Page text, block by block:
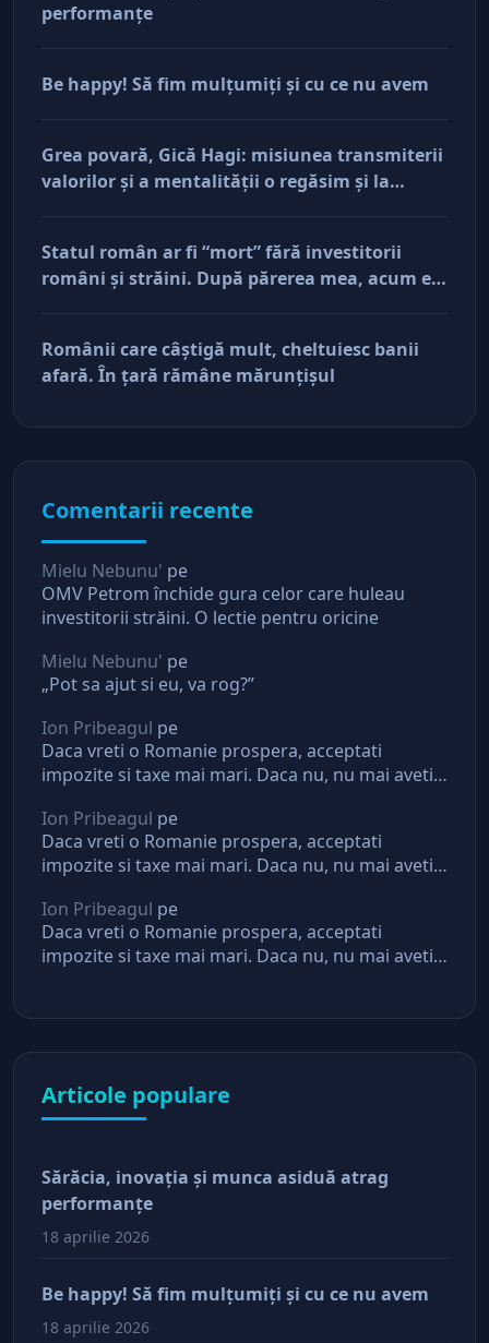
performanţe
Be happy! Să fim mulţumiţi şi cu ce nu avem
Grea povară, Gică Hagi: misiunea transmiterii
valorilor şi a mentalităţii o regăsim şi la
Statul român ar fi “mort” fără investitorii
români şi străini. După părerea mea, acum e
Românii care câştigă mult, cheltuiesc banii
afară. În ţară rămâne mărunţişul
Comentarii recente
Mielu Nebunu' pe
OMV Petrom închide gura celor care huleau
investitorii străini. O lectie pentru oricine
Mielu Nebunu' pe
„Pot sa ajut si eu, va rog?”
Ion Pribeagul pe
Daca vreti o Romanie prospera, acceptati
impozite si taxe mai mari. Daca nu, nu mai aveti
Ion Pribeagul pe
Daca vreti o Romanie prospera, acceptati
impozite si taxe mai mari. Daca nu, nu mai aveti
Ion Pribeagul pe
Daca vreti o Romanie prospera, acceptati
impozite si taxe mai mari. Daca nu, nu mai aveti
Articole populare
Sărăcia, inovaţia şi munca asiduă atrag
performanţe
18 aprilie 2026
Be happy! Să fim mulţumiţi şi cu ce nu avem
18 aprilie 2026